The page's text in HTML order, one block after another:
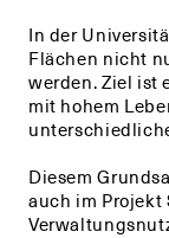
In der
Flächen nicht
werden. Ziel ist
mit hohem
Diesem
auch im Projekt